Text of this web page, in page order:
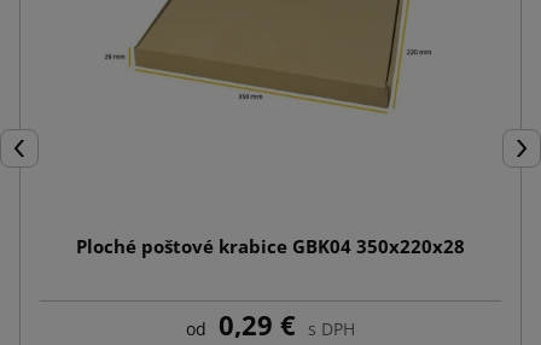
Späť
Ploché poštové krabice GBK04 350x220x28
od 0,29 € s DPH